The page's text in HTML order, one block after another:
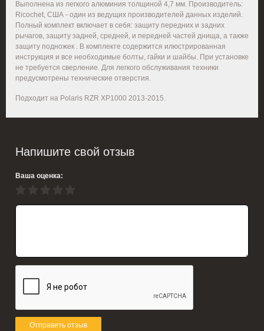
Выполнена из легкого алюминия толщиной 4,7 мм. Производитель:
Ricochet, США - один из ведущих производителей данных изделий.
Полный комплект включает в себя: защиту передних и задних
рычагов, защиту задней, средней, и передней частей днища, а также
защиту подножек . В комплекте содержится илюстрированная
инструкция и все необходимые болты, гайки и шайбы. При установке
не требуется сверление. Для легкого обслуживания техники
предусмотрены технические отверстия.
Подходит на Polaris RZR XP1000 2013-2015.
Напишите свой отзыв
Ваша оценка:
Отправить отзыв